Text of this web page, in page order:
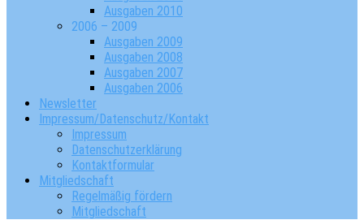
Ausgaben 2010
2006 – 2009
Ausgaben 2009
Ausgaben 2008
Ausgaben 2007
Ausgaben 2006
Newsletter
Impressum/Datenschutz/Kontakt
Impressum
Datenschutzerklärung
Kontaktformular
Mitgliedschaft
Regelmäßig fördern
Mitgliedschaft